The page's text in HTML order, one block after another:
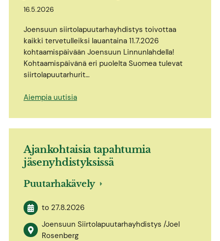
16.5.2026
Joensuun siirtolapuutarhayhdistys toivottaa
kaikki tervetulleiksi lauantaina 11.7.2026
kohtaamispäivään Joensuun Linnunlahdella!
Kohtaamispäivänä eri puolelta Suomea tulevat
siirtolapuutarhurit…
Aiempia uutisia
Ajankohtaisia tapahtumia
jäsenyhdistyksissä
Puutarhakävely
to 27.8.2026
Joensuun Siirtolapuutarhayhdistys /Joel
Rosenberg